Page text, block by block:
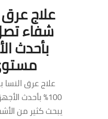
علاج
بأحدث
علاج عرق
100% بأحدث
يبحث كثير من